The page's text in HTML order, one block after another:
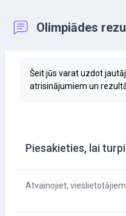
Olimpiādes
Šeit jūs varat uzdot
atrisinājumiem un
Piesakieties, lai
Atvainojiet,